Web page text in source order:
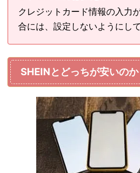
クレジットカード情報の入力
合には、設定しないようにし
SHEINとどっちが安いのか